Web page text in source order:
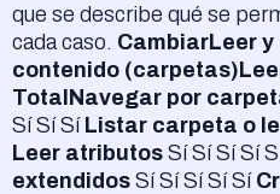
que se describe qué se
cada caso. CambiarLeer
contenido
TotalNavegar por
Sí Sí Sí Listar carpeta o
Leer atributos Sí Sí Sí Sí
extendidos Sí Sí Sí Sí Sí